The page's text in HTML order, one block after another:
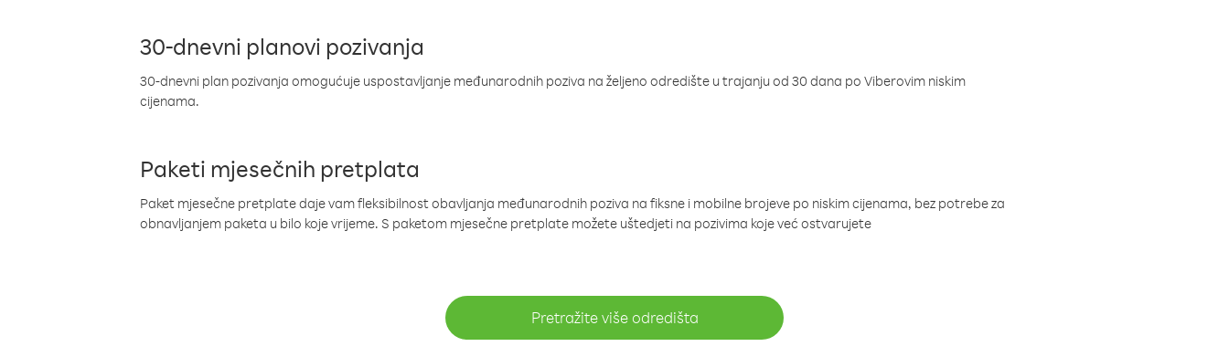
30-dnevni planovi pozivanja
30-dnevni plan pozivanja omogućuje uspostavljanje međunarodnih poziva na željeno odredište u trajanju od 30 dana po Viberovim niskim
cijenama.
Paketi mjesečnih pretplata
Paket mjesečne pretplate daje vam fleksibilnost obavljanja međunarodnih poziva na fiksne i mobilne brojeve po niskim cijenama, bez potrebe za
obnavljanjem paketa u bilo koje vrijeme. S paketom mjesečne pretplate možete uštedjeti na pozivima koje već ostvarujete
Pretražite više odredišta